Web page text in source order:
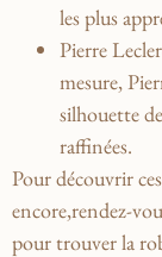
les plus
Pierre
mesure,‌
silhouette‍
raffinées.
Pour découvrir
encore,rendez-
pour trouver la